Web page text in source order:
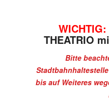
WICHTIG:
THEATRIO
Bitte
bis auf Weiteres